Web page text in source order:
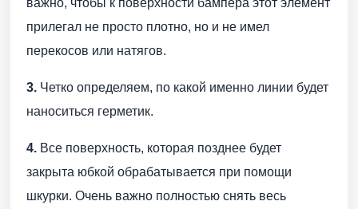
важно, чтобы к поверхности бампера этот элемент
прилегал не просто плотно, но и не имел
перекосов или натягов.
3. Четко определяем, по какой именно линии будет
наноситься герметик.
4. Все поверхность, которая позднее будет
закрыта юбкой обрабатывается при помощи
шкурки. Очень важно полностью снять весь